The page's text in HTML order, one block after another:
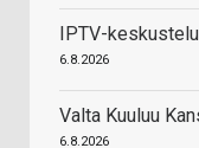
IPTV-keskustelu
6.8.2026
Valta Kuuluu
6.8.2026